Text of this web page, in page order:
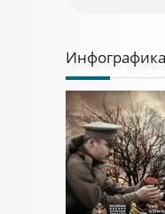
Инфографика